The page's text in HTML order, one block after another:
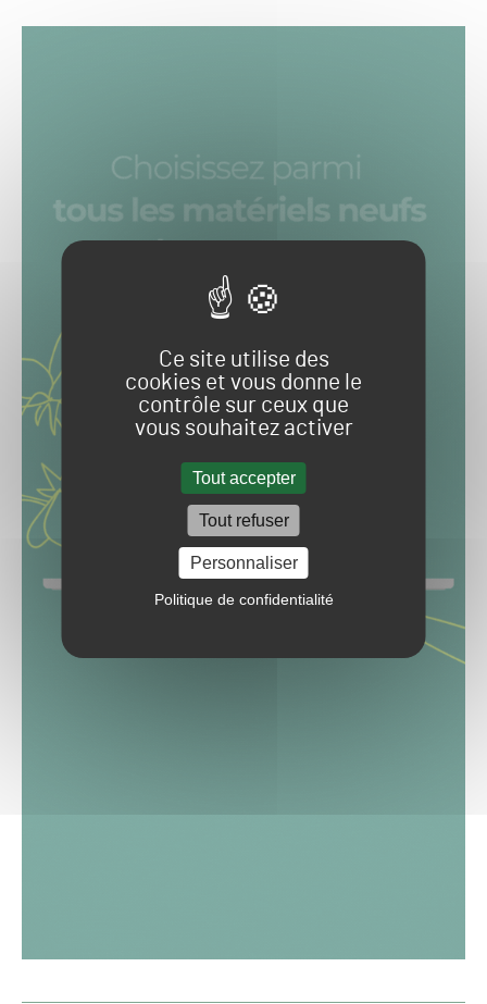
Ce site utilise des
cookies et vous donne le
contrôle sur ceux que
vous souhaitez activer
Tout accepter
Tout refuser
Personnaliser
Politique de confidentialité